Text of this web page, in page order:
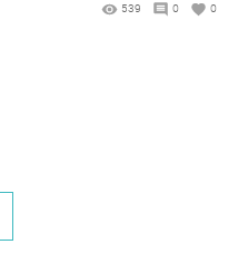
539 0 0